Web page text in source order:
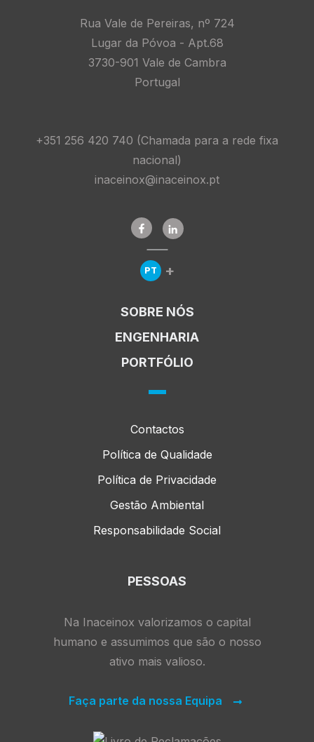
Rua Vale de Pereiras, nº 724
Lugar da Póvoa - Apt.68
3730-901 Vale de Cambra
Portugal
+351 256 420 740 (Chamada para a rede fixa
nacional)
inaceinox@inaceinox.pt
PT Expandir Menu de Línguas
+
SOBRE NÓS
ENGENHARIA
PORTFÓLIO
Contactos
Política de Qualidade
Política de Privacidade
Gestão Ambiental
Responsabilidade Social
PESSOAS
Na Inaceinox valorizamos o capital
humano e assumimos que são o nosso
ativo mais valioso.
Faça parte da nossa Equipa